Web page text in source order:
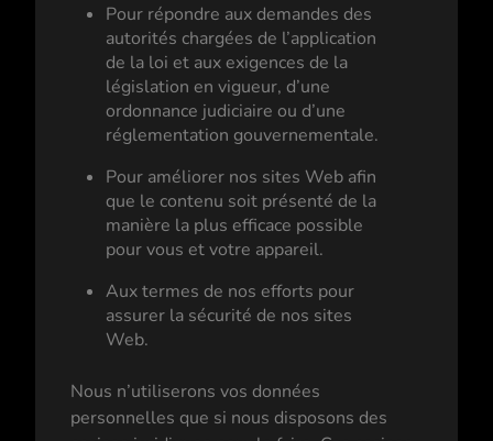
Pour répondre aux demandes des
autorités chargées de l’application
de la loi et aux exigences de la
législation en vigueur, d’une
ordonnance judiciaire ou d’une
réglementation gouvernementale.
Pour améliorer nos sites Web afin
que le contenu soit présenté de la
manière la plus efficace possible
pour vous et votre appareil.
Aux termes de nos efforts pour
assurer la sécurité de nos sites
Web.
Nous n’utiliserons vos données
personnelles que si nous disposons des